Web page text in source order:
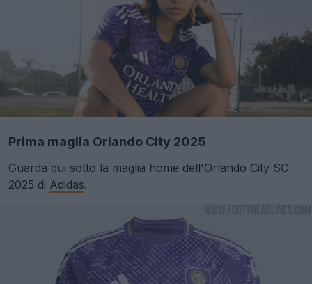
Prima maglia Orlando City 2025
Guarda qui sotto la maglia home dell'Orlando City SC
2025 di Adidas.